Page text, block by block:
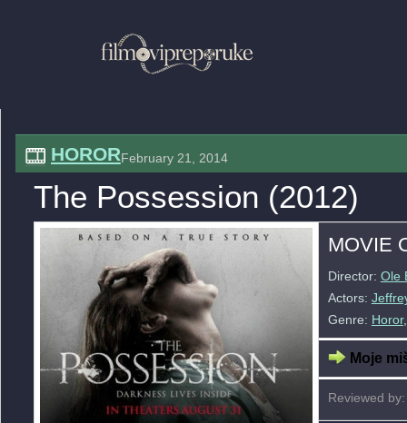
HORORFebruary 21, 2014
The Possession (2012)
MOVIE
Director: Ole
Actors:
Genre: Horor
Moje
Reviewed